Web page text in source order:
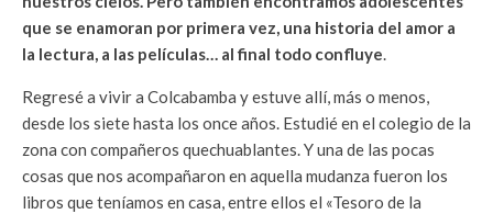
que se enamoran por primera vez, una historia del amor a
la lectura, a las películas… al final todo confluye.
Regresé a vivir a Colcabamba y estuve allí, más o menos,
desde los siete hasta los once años. Estudié en el colegio de la
zona con compañeros quechuablantes. Y una de las pocas
cosas que nos acompañaron en aquella mudanza fueron los
libros que teníamos en casa, entre ellos el «Tesoro de la